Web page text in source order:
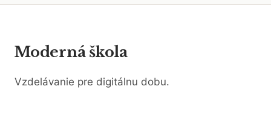
Moderná škola
Vzdelávanie pre digitálnu dobu.